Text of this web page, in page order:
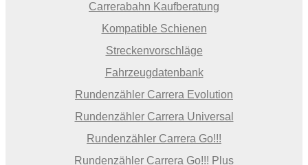
Carrerabahn Kaufberatung
Kompatible Schienen
Streckenvorschläge
Fahrzeugdatenbank
Rundenzähler Carrera Evolution
Rundenzähler Carrera Universal
Rundenzähler Carrera Go!!!
Rundenzähler Carrera Go!!! Plus